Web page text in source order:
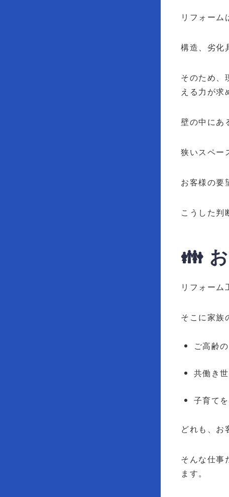
リフォーム
構造、劣化
そのため、
える力が求
壁の中にあ
狭いスペー
お客様の要
こうした判
👪
リフォーム
そこに家族
ご高齢
共働き
子育て
どれも、お
そんな仕事
ます。